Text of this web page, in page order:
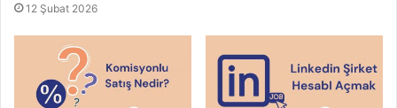
12 Şubat 2026